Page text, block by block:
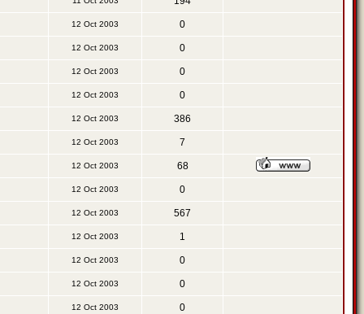
12 Oct 2003 0
12 Oct 2003 0
12 Oct 2003 0
12 Oct 2003 0
12 Oct 2003 386
12 Oct 2003 7
12 Oct 2003 68
12 Oct 2003 0
12 Oct 2003 567
12 Oct 2003 1
12 Oct 2003 0
12 Oct 2003 0
12 Oct 2003 0